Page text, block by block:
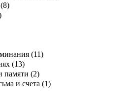
8)
(11)
(13)
памяти (2)
и счета (1)